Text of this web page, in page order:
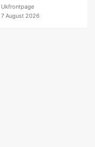
Ukfrontpage
7 August 2026